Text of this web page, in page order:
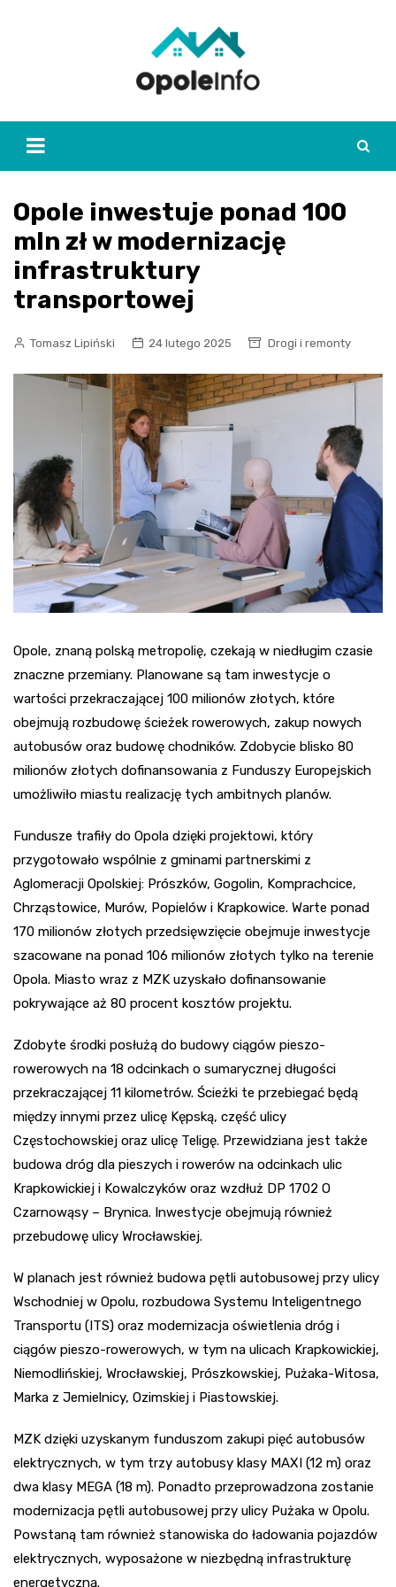
Opole inwestuje ponad 100
mln zł w modernizację
infrastruktury
transportowej
Tomasz Lipiński 24 lutego 2025 Drogi i remonty
Opole, znaną polską metropolię, czekają w niedługim czasie
znaczne przemiany. Planowane są tam inwestycje o
wartości przekraczającej 100 milionów złotych, które
obejmują rozbudowę ścieżek rowerowych, zakup nowych
autobusów oraz budowę chodników. Zdobycie blisko 80
milionów złotych dofinansowania z Funduszy Europejskich
umożliwiło miastu realizację tych ambitnych planów.
Fundusze trafiły do Opola dzięki projektowi, który
przygotowało wspólnie z gminami partnerskimi z
Aglomeracji Opolskiej: Prószków, Gogolin, Komprachcice,
Chrząstowice, Murów, Popielów i Krapkowice. Warte ponad
170 milionów złotych przedsięwzięcie obejmuje inwestycje
szacowane na ponad 106 milionów złotych tylko na terenie
Opola. Miasto wraz z MZK uzyskało dofinansowanie
pokrywające aż 80 procent kosztów projektu.
Zdobyte środki posłużą do budowy ciągów pieszo-
rowerowych na 18 odcinkach o sumarycznej długości
przekraczającej 11 kilometrów. Ścieżki te przebiegać będą
między innymi przez ulicę Kępską, część ulicy
Częstochowskiej oraz ulicę Teligę. Przewidziana jest także
budowa dróg dla pieszych i rowerów na odcinkach ulic
Krapkowickiej i Kowalczyków oraz wzdłuż DP 1702 O
Czarnowąsy – Brynica. Inwestycje obejmują również
przebudowę ulicy Wrocławskiej.
W planach jest również budowa pętli autobusowej przy ulicy
Wschodniej w Opolu, rozbudowa Systemu Inteligentnego
Transportu (ITS) oraz modernizacja oświetlenia dróg i
ciągów pieszo-rowerowych, w tym na ulicach Krapkowickiej,
Niemodlińskiej, Wrocławskiej, Prószkowskiej, Pużaka-Witosa,
Marka z Jemielnicy, Ozimskiej i Piastowskiej.
MZK dzięki uzyskanym funduszom zakupi pięć autobusów
elektrycznych, w tym trzy autobusy klasy MAXI (12 m) oraz
dwa klasy MEGA (18 m). Ponadto przeprowadzona zostanie
modernizacja pętli autobusowej przy ulicy Pużaka w Opolu.
Powstaną tam również stanowiska do ładowania pojazdów
elektrycznych, wyposażone w niezbędną infrastrukturę
energetyczną.